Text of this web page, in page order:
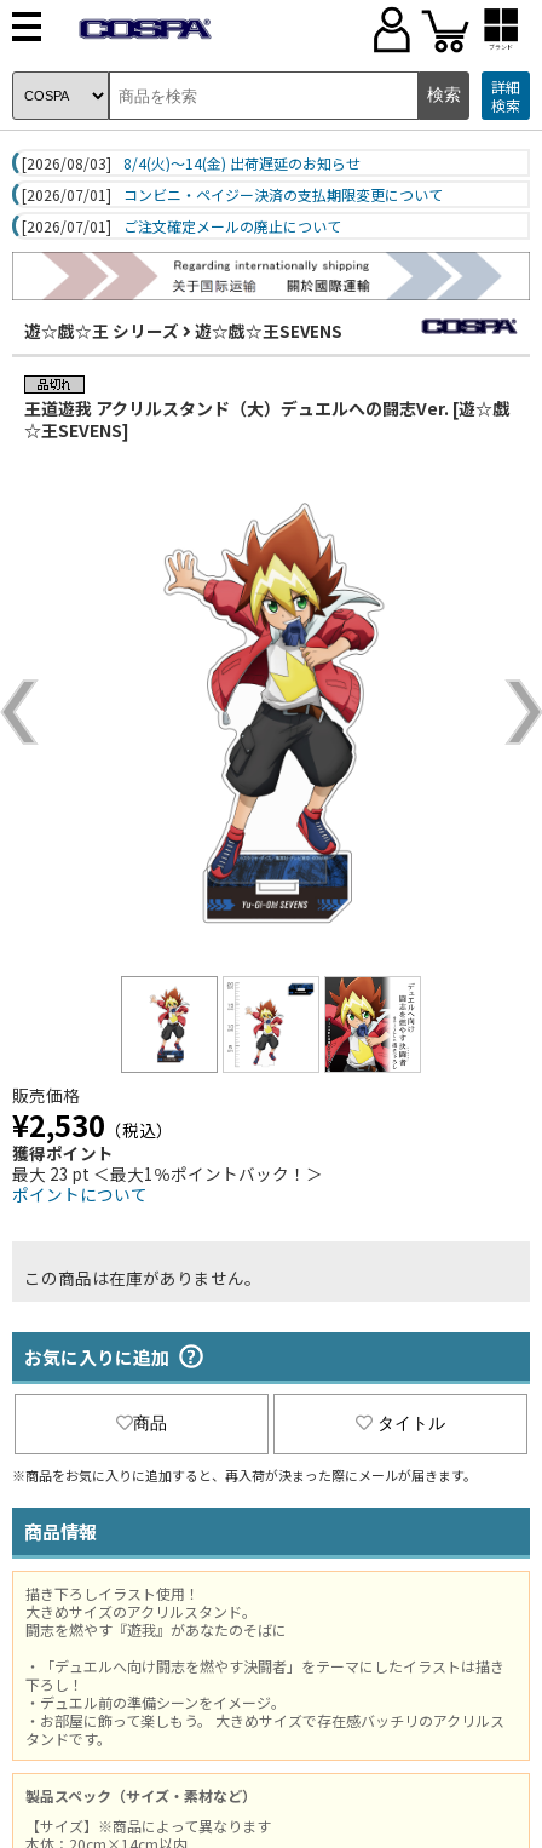
ブランド
詳細
検索
[2026/08/03]
8/4(火)～14(金) 出荷遅延のお知らせ
[2026/07/01]
コンビニ・ペイジー決済の支払期限変更について
[2026/07/01]
ご注文確定メールの廃止について
遊☆戯☆王 シリーズ 遊☆戯☆王SEVENS
王道遊我 アクリルスタンド（大）デュエルへの闘志Ver. [遊☆戯
☆王SEVENS]
販売価格
¥2,530 （税込）
獲得ポイント
最大 23 pt ＜最大1％ポイントバック！＞
ポイントについて
この商品は在庫がありません。
お気に入りに追加
商品 タイトル
※商品をお気に入りに追加すると、再入荷が決まった際にメールが届きます。
商品情報
描き下ろしイラスト使用！
大きめサイズのアクリルスタンド。
闘志を燃やす『遊我』があなたのそばに
・「デュエルへ向け闘志を燃やす決闘者」をテーマにしたイラストは描き
下ろし！
・デュエル前の準備シーンをイメージ。
・お部屋に飾って楽しもう。 大きめサイズで存在感バッチリのアクリルス
タンドです。
製品スペック（サイズ・素材など）
【サイズ】※商品によって異なります
本体：20cm×14cm以内